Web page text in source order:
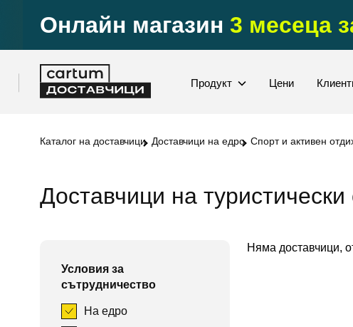
Онлайн магазин 3 месеца
Продукт Цени
Каталог на доставчици Доставчици на едро Спорт и активен
Доставчици на
Условия за
сътрудничество
На едро
Няма доставчици,